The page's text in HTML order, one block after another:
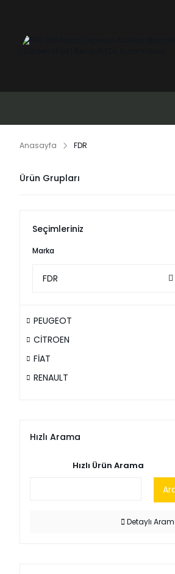
Anasayfa FDR
Ürün Grupları
Seçimleriniz
Marka
FDR
PEUGEOT
CİTROEN
FİAT
RENAULT
Hızlı Arama
Hızlı Ürün Arama
Detaylı